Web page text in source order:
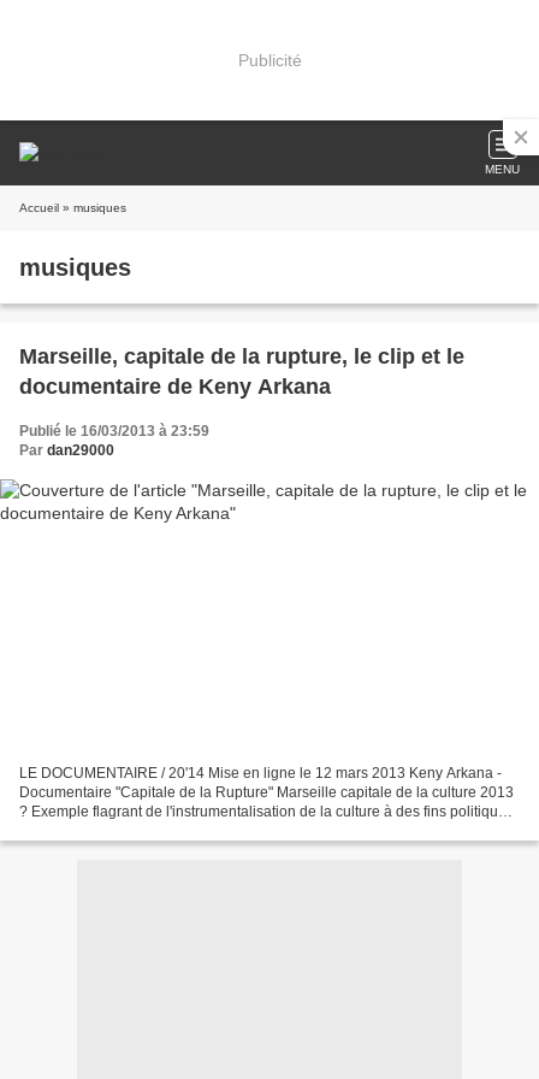
Publicité
MENU
Accueil » musiques
musiques
Marseille, capitale de la rupture, le clip et le
documentaire de Keny Arkana
Publié le 16/03/2013 à 23:59
Par dan29000
LE DOCUMENTAIRE / 20'14 Mise en ligne le 12 mars 2013 Keny Arkana -
Documentaire "Capitale de la Rupture" Marseille capitale de la culture 2013
? Exemple flagrant de l'instrumentalisation de la culture à des fins politiques,